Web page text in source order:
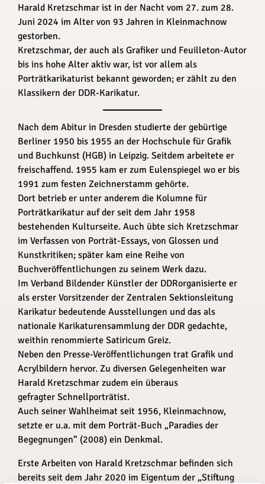
Harald Kretzschmar ist in der Nacht vom 27. zum 28.
Juni 2024 im Alter von 93 Jahren in Kleinmachnow
gestorben.
Kretzschmar, der auch als Grafiker und Feuilleton-Autor
bis ins hohe Alter aktiv war, ist vor allem als
Porträtkarikaturist bekannt geworden; er zählt zu den
Klassikern der DDR-Karikatur.
Nach dem Abitur in Dresden studierte der gebürtige
Berliner 1950 bis 1955 an der Hochschule für Grafik
und Buchkunst (HGB) in Leipzig. Seitdem arbeitete er
freischaffend. 1955 kam er zum Eulenspiegel wo er bis
1991 zum festen Zeichnerstamm gehörte.
Dort betrieb er unter anderem die Kolumne für
Porträtkarikatur auf der seit dem Jahr 1958
bestehenden Kulturseite. Auch übte sich Kretzschmar
im Verfassen von Porträt-Essays, von Glossen und
Kunstkritiken; später kam eine Reihe von
Buchveröffentlichungen zu seinem Werk dazu.
Im Verband Bildender Künstler der DDRorganisierte er
als erster Vorsitzender der Zentralen Sektionsleitung
Karikatur bedeutende Ausstellungen und das als
nationale Karikaturensammlung der DDR gedachte,
weithin renommierte Satiricum Greiz.
Neben den Presse-Veröffentlichungen trat Grafik und
Acrylbildern hervor. Zu diversen Gelegenheiten war
Harald Kretzschmar zudem ein überaus
gefragter Schnellporträtist.
Auch seiner Wahlheimat seit 1956, Kleinmachnow,
setzte er u.a. mit dem Porträt-Buch „Paradies der
Begegnungen“ (2008) ein Denkmal.
Erste Arbeiten von Harald Kretzschmar befinden sich
bereits seit dem Jahr 2020 im Eigentum der „Stiftung